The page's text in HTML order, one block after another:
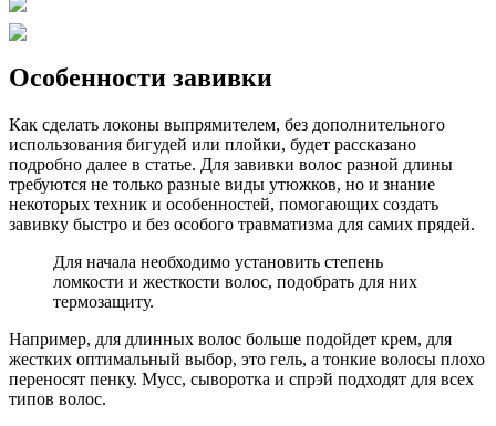
Особенности завивки
Как сделать локоны выпрямителем, без дополнительного
использования бигудей или плойки, будет рассказано
подробно далее в статье. Для завивки волос разной длины
требуются не только разные виды утюжков, но и знание
некоторых техник и особенностей, помогающих создать
завивку быстро и без особого травматизма для самих прядей.
Для начала необходимо установить степень
ломкости и жесткости волос, подобрать для них
термозащиту.
Например, для длинных волос больше подойдет крем, для
жестких оптимальный выбор, это гель, а тонкие волосы плохо
переносят пенку. Мусс, сыворотка и спрэй подходят для всех
типов волос.